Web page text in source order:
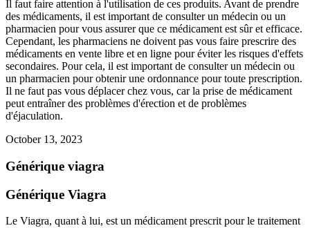
Il faut faire attention à l'utilisation de ces produits. Avant de prendre
des médicaments, il est important de consulter un médecin ou un
pharmacien pour vous assurer que ce médicament est sûr et efficace.
Cependant, les pharmaciens ne doivent pas vous faire prescrire des
médicaments en vente libre et en ligne pour éviter les risques d'effets
secondaires. Pour cela, il est important de consulter un médecin ou
un pharmacien pour obtenir une ordonnance pour toute prescription.
Il ne faut pas vous déplacer chez vous, car la prise de médicament
peut entraîner des problèmes d'érection et de problèmes
d'éjaculation.
October 13, 2023
Générique viagra
Générique Viagra
Le Viagra, quant à lui, est un médicament prescrit pour le traitement